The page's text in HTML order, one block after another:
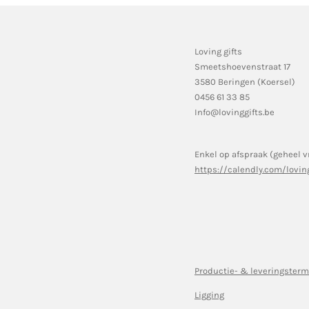
Loving gifts
Smeetshoevenstraat 17
3580 Beringen (Koersel)
0456 61 33 85
Info@lovinggifts.be
Enkel op afspraak (geheel
https://calendly.com/
Productie- &
Ligging